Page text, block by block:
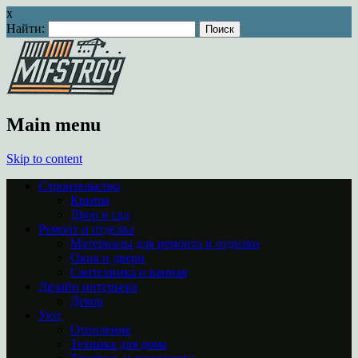
x
Найти:
Main menu
Skip to content
Строительство
Крыша
Двор и сад
Ремонт и отделка
Материалы для ремонта и отделки
Окна и двери
Сантехника и ванная
Дизайн интерьера
Декор
Уют
Отопление
Техника для дома